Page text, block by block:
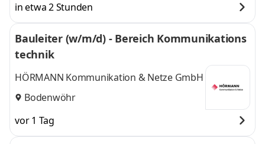
in etwa 2 Stunden
Bauleiter (w/m/d) - Bereich Kommunikations
technik
HÖRMANN Kommunikation & Netze GmbH
Bodenwöhr
vor 1 Tag